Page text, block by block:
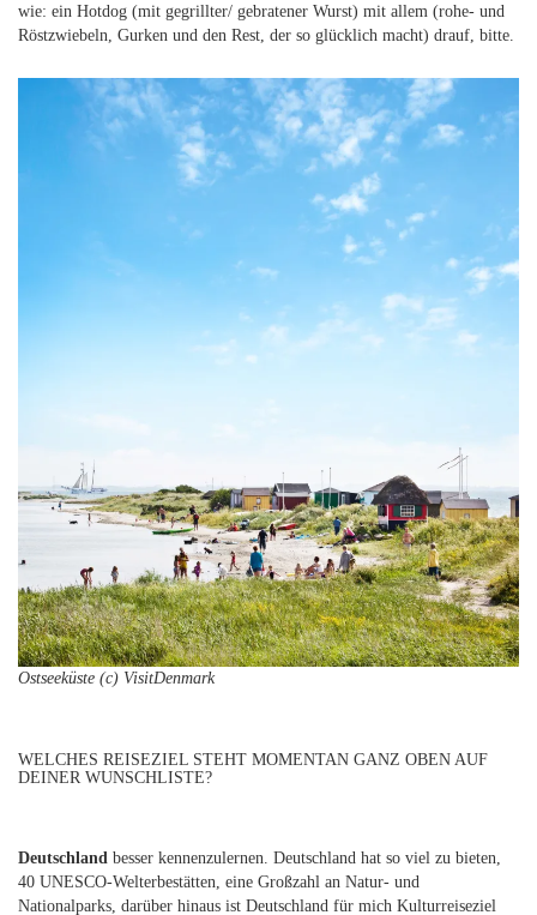
wie: ein Hotdog (mit gegrillter/ gebratener Wurst) mit allem (rohe- und
Röstzwiebeln, Gurken und den Rest, der so glücklich macht) drauf, bitte.
Ostseeküste (c) VisitDenmark
WELCHES REISEZIEL STEHT MOMENTAN GANZ OBEN AUF
DEINER WUNSCHLISTE?
Deutschland besser kennenzulernen. Deutschland hat so viel zu bieten,
40 UNESCO-Welterbestätten, eine Großzahl an Natur- und
Nationalparks, darüber hinaus ist Deutschland für mich Kulturreiseziel